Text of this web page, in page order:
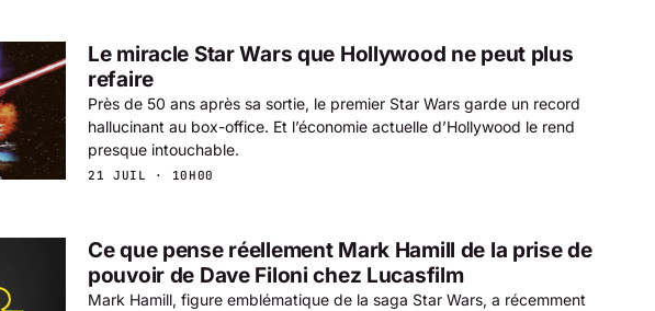
Le miracle Star Wars que Hollywood ne peut plus
refaire
Près de 50 ans après sa sortie, le premier Star Wars garde un record
hallucinant au box-office. Et l’économie actuelle d’Hollywood le rend
presque intouchable.
21 JUIL · 10H00
Ce que pense réellement Mark Hamill de la prise de
pouvoir de Dave Filoni chez Lucasfilm
Mark Hamill, figure emblématique de la saga Star Wars, a récemment